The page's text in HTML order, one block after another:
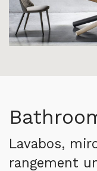
Lavabos,
rangement